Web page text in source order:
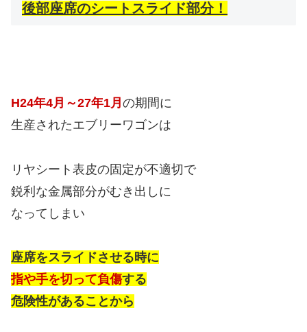
後部座席のシートスライド部分！
H24年4月～27年1月 の期間に
生産されたエブリーワゴンは
リヤシート表皮の固定が不適切で
鋭利な金属部分がむき出しに
なってしまい
座席をスライドさせる時に
指や手を切って負傷する
危険性があることから